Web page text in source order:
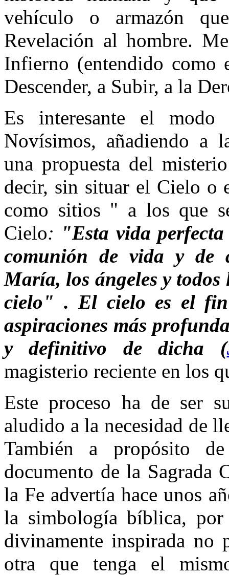
vehículo o armazón
Revelación al hombre.
Infierno (entendido como
Descender, a Subir, a la
Es interesante el
Novísimos, añadiendo a
una propuesta del
decir, sin situar el Cielo o
como sitios " a los que
Cielo: "Esta vida
comunión de vida y
María, los ángeles y
cielo" . El cielo es el
aspiraciones más
y definitivo de dicha (
magisterio reciente en los
Este proceso ha de ser
aludido a la necesidad de
También a propósito
documento de la Sagrada
la Fe advertía hace unos
la simbología bíblica,
divinamente inspirada no
otra que tenga el